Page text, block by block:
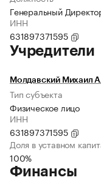
Генеральный
ИНН
631897371595
Учредители
Молдавский Михаил
Тип субъекта
Физическое лицо
ИНН
631897371595
Доля в уставном
100%
Финансы